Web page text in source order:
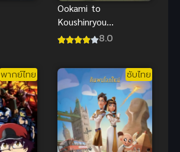
Ookami to
Koushinryou
สาวหมาป่ากับ
ไทย
8.0
พากย์ไทย ซับไทย